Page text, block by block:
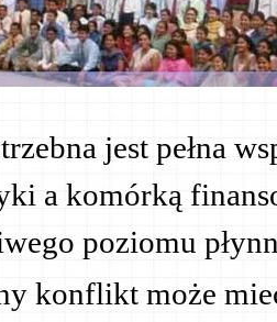
jest pełna
a komórką
poziomu
konflikt może